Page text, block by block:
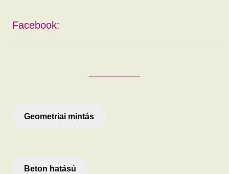
Facebook:
Geometriai mintás
Beton hatású